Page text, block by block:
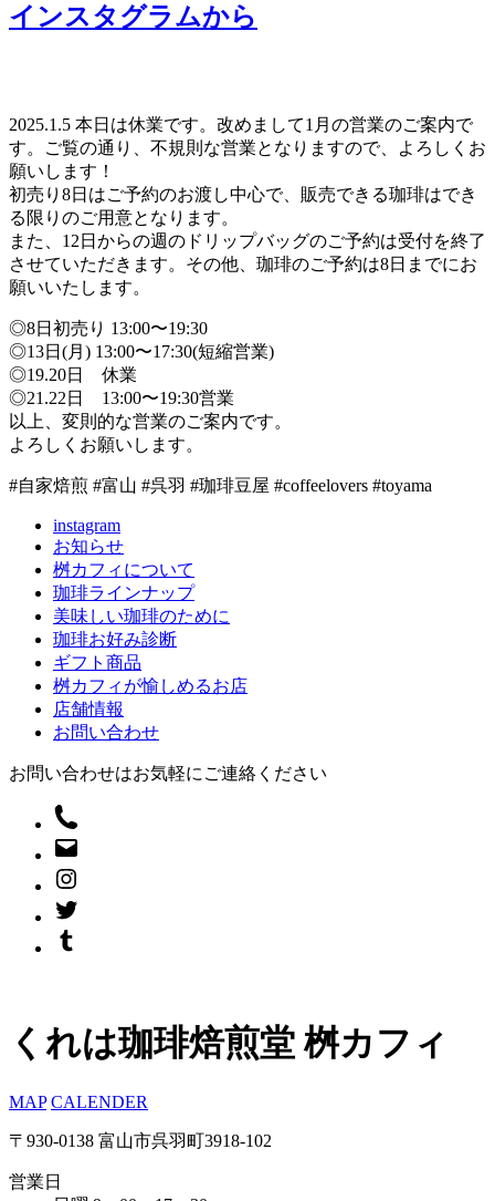
インスタグラムから
2025.1.5 本日は休業です。改めまして1月の営業のご案内で
す。ご覧の通り、不規則な営業となりますので、よろしくお
願いします！
初売り8日はご予約のお渡し中心で、販売できる珈琲はでき
る限りのご用意となります。
また、12日からの週のドリップバッグのご予約は受付を終了
させていただきます。その他、珈琲のご予約は8日までにお
願いいたします。
◎8日初売り 13:00〜19:30
◎13日(月) 13:00〜17:30(短縮営業)
◎19.20日 休業
◎21.22日 13:00〜19:30営業
以上、変則的な営業のご案内です。
よろしくお願いします。
#自家焙煎 #富山 #呉羽 #珈琲豆屋 #coffeelovers #toyama
instagram
お知らせ
桝カフィについて
珈琲ラインナップ
美味しい珈琲のために
珈琲お好み診断
ギフト商品
桝カフィが愉しめるお店
店舗情報
お問い合わせ
お問い合わせはお気軽にご連絡ください
くれは珈琲焙煎堂 桝カフィ
MAP CALENDER
〒930-0138 富山市呉羽町3918-102
営業日